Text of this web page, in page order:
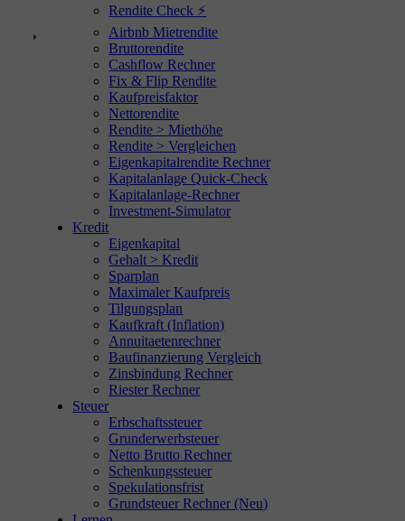
Rendite Check ⚡
Airbnb Mietrendite
Bruttorendite
Cashflow Rechner
Fix & Flip Rendite
Kaufpreisfaktor
Nettorendite
Rendite > Miethöhe
Rendite > Vergleichen
Eigenkapitalrendite Rechner
Kapitalanlage Quick-Check
Kapitalanlage-Rechner
Investment-Simulator
Kredit
Eigenkapital
Gehalt > Kredit
Sparplan
Maximaler Kaufpreis
Tilgungsplan
Kaufkraft (Inflation)
Annuitaetenrechner
Baufinanzierung Vergleich
Zinsbindung Rechner
Riester Rechner
Steuer
Erbschaftssteuer
Grunderwerbsteuer
Netto Brutto Rechner
Schenkungssteuer
Spekulationsfrist
Grundsteuer Rechner (Neu)